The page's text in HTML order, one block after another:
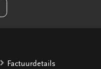
Factuurdetails